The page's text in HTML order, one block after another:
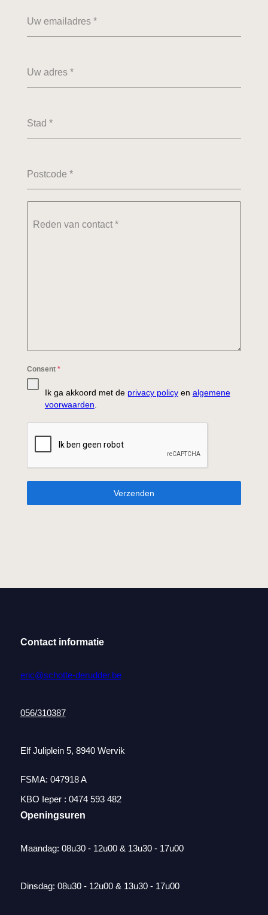
Uw emailadres *
Uw adres *
Stad *
Postcode *
Reden van contact *
Consent *
Ik ga akkoord met de privacy policyen algemene
voorwaarden
Verzenden
Contact informatie
eric@schotte-derudder.be
056/310387
Elf Juliplein 5, 8940 Wervik
FSMA: 047918 A
KBO Ieper : 0474 593 482
Openingsuren
Maandag: 08u30 - 12u00 & 13u30 - 17u00
Dinsdag: 08u30 - 12u00 & 13u30 - 17u00